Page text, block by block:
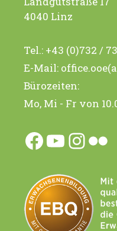
4040 Linz
Tel.: +43 (0)732 /
E-Mail:
Bürozeiten:
Mo, Mi - Fr von
Facebook